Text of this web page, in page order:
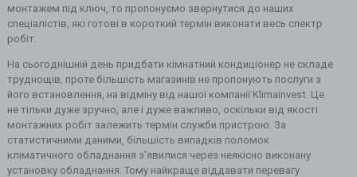
монтажем під ключ, то пропонуємо звернутися до наших
спеціалістів, які готові в короткий термін виконати весь спектр
робіт.
На сьогоднішній день придбати кімнатний кондиціонер не складе
труднощів, проте більшість магазинів не пропонують послуги з
його встановлення, на відміну від нашої компанії Klimainvest. Це
не тільки дуже зручно, але і дуже важливо, оскільки від якості
монтажних робіт залежить термін служби пристрою. За
статистичними даними, більшість випадків поломок
кліматичного обладнання з'явилися через неякісно виконану
установку обладнання. Тому найкраще віддавати перевагу